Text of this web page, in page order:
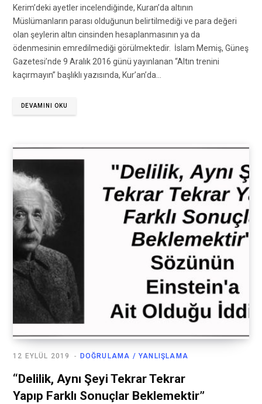
Kerim’deki ayetler incelendiğinde, Kuran’da altının
Müslümanların parası olduğunun belirtilmediği ve para değeri
olan şeylerin altın cinsinden hesaplanmasının ya da
ödenmesinin emredilmediği görülmektedir. İslam Memiş, Güneş
Gazetesi’nde 9 Aralık 2016 günü yayınlanan “Altın trenini
kaçırmayın” başlıklı yazısında, Kur’an’da…
DEVAMINI OKU
DOĞRULAMA / YANLIŞLAMA
12 EYLÜL 2019
“Delilik, Aynı Şeyi Tekrar Tekrar
Yapıp Farklı Sonuçlar Beklemektir”